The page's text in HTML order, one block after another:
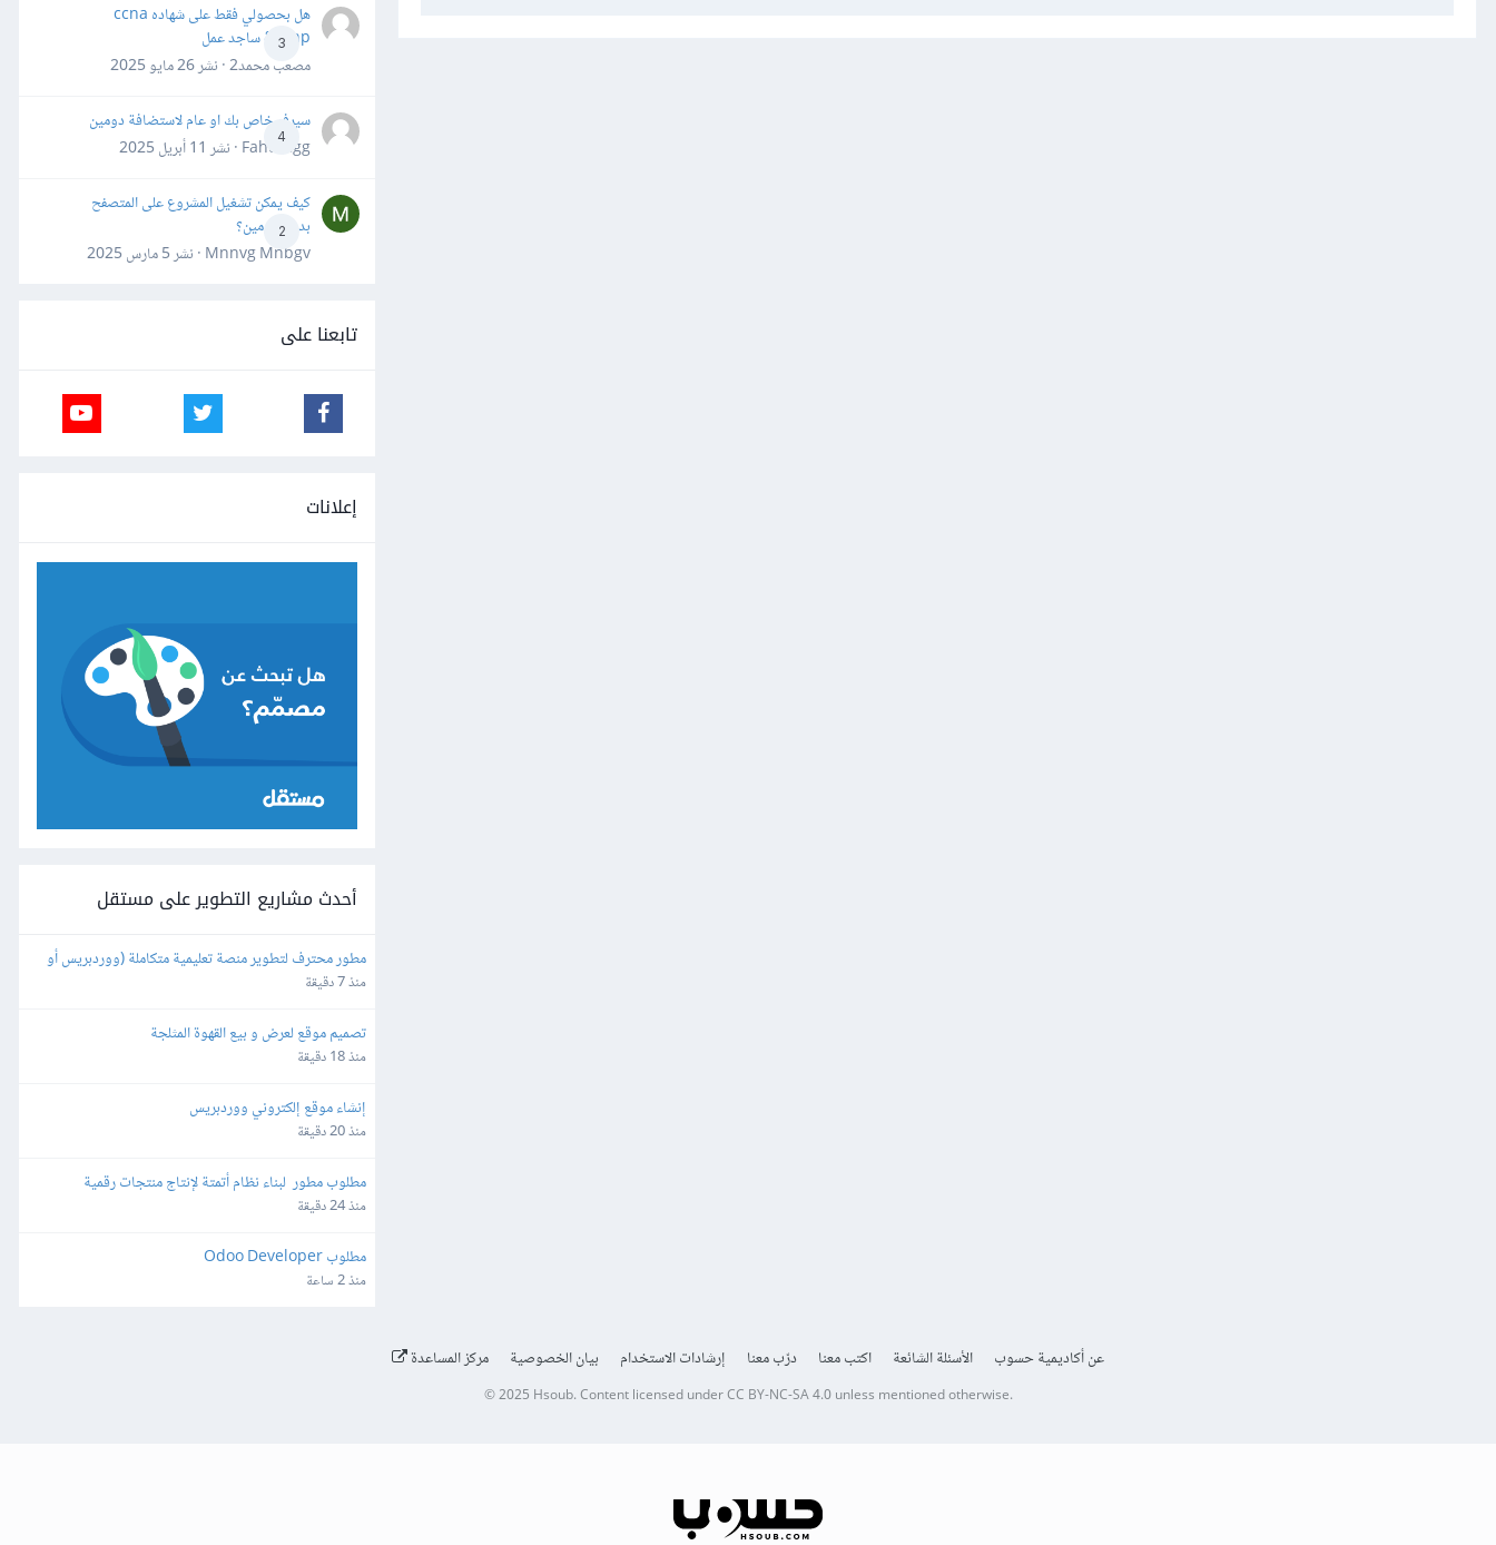
3
هل بحصولي فقط على شهاده ccna
&ccnp ساجد عمل
مصعب محمد2 · نشر
26 مايو 2025
4
سيرفر خاص بك او عام لاستضافة دومين
Fahd Ggg · نشر
11 أبريل 2025
2
كيف يمكن تشغيل المشروع على المتصفح
بدون دومين؟
Mnnvg Mnbgv · نشر
5 مارس 2025
تابعنا على
إعلانات
أحدث مشاريع التطوير على مستقل
برمجة خاصة)
منذ 7 دقيقة
تصميم موقع لعرض و بيع القهوة المثلجة
منذ 18 دقيقة
إنشاء موقع إلكتروني ووردبريس
منذ 20 دقيقة
مطلوب مطور  لبناء نظام أتمتة لإنتاج منتجات رقمية
منذ 24 دقيقة
مطلوب Odoo Developer
منذ 2 ساعة
عن أكاديمية حسوب الأسئلة الشائعة اكتب معنا درّب معنا إرشادات الاستخدام بيان الخصوصية مركز المساعدة
© 2025 Hsoub.Content licensed underCC BY-NC-SA 4.0unless mentioned otherwise.